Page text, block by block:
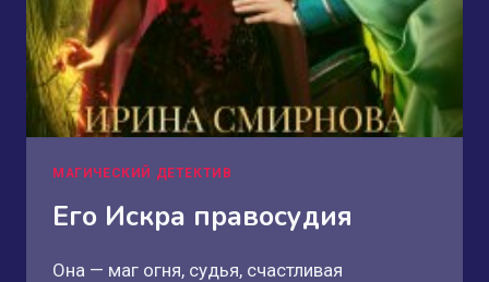
МАГИЧЕСКИЙ ДЕТЕКТИВ
Его Искра правосудия
Она — маг огня, судья, счастливая